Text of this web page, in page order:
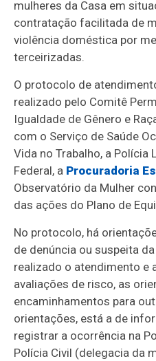
mulheres da Casa em
contratação facilitada de
violência doméstica por
terceirizadas.
O protocolo de
realizado pelo Comitê
Igualdade de Gênero e
com o Serviço de Saúde
Vida no Trabalho, a Polícia
Federal, a Procuradoria
Observatório da Mulher
das ações do Plano de
No protocolo, há
de denúncia ou suspeita
realizado o atendimento e
avaliações de risco, as
encaminhamentos para
orientações, está a de
registrar a ocorrência na
Polícia Civil (delegacia da